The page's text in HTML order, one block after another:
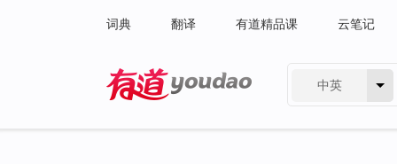
词典 翻译 有道精品课 云笔记
中英